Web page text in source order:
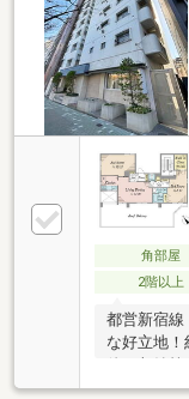
角部屋
2階以上
都営新宿線
な好立地
ニー付き